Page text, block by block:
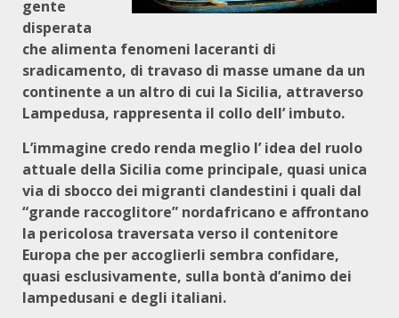
gente
disperata
che alimenta fenomeni laceranti di
sradicamento, di travaso di masse umane da un
continente a un altro di cui la Sicilia, attraverso
Lampedusa, rappresenta il collo dell’ imbuto.
L’immagine credo renda meglio l’ idea del ruolo
attuale della Sicilia come principale, quasi unica
via di sbocco dei migranti clandestini i quali dal
“grande raccoglitore” nordafricano e affrontano
la pericolosa traversata verso il contenitore
Europa che per accoglierli sembra confidare,
quasi esclusivamente, sulla bontà d’animo dei
lampedusani e degli italiani.